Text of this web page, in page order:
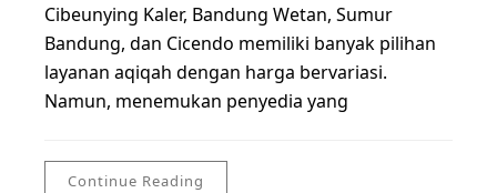
Cibeunying Kaler, Bandung Wetan, Sumur
Bandung, dan Cicendo memiliki banyak pilihan
layanan aqiqah dengan harga bervariasi.
Namun, menemukan penyedia yang
Continue Reading